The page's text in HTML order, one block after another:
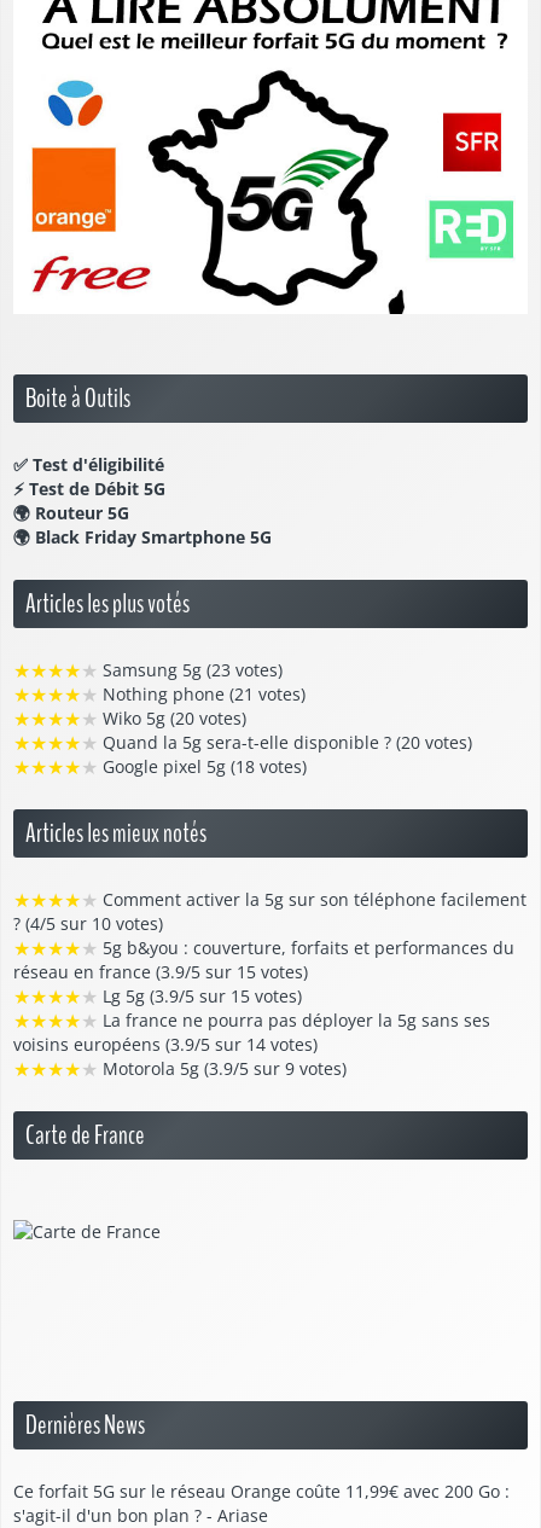
Boite à Outils
✅ Test d'éligibilité
⚡ Test de Débit 5G
🌍 Routeur 5G
🌍 Black Friday Smartphone 5G
Articles les plus votés
★★★★★ Samsung 5g (23 votes)
★★★★★ Nothing phone (21 votes)
★★★★★ Wiko 5g (20 votes)
★★★★★ Quand la 5g sera-t-elle disponible ? (20 votes)
★★★★★ Google pixel 5g (18 votes)
Articles les mieux notés
★★★★★ Comment activer la 5g sur son téléphone facilement
? (4/5 sur 10 votes)
★★★★★ 5g b&you : couverture, forfaits et performances du
réseau en france (3.9/5 sur 15 votes)
★★★★★ Lg 5g (3.9/5 sur 15 votes)
★★★★★ La france ne pourra pas déployer la 5g sans ses
voisins européens (3.9/5 sur 14 votes)
★★★★★ Motorola 5g (3.9/5 sur 9 votes)
Carte de France
Dernières News
Ce forfait 5G sur le réseau Orange coûte 11,99€ avec 200 Go :
s'agit-il d'un bon plan ? - Ariase